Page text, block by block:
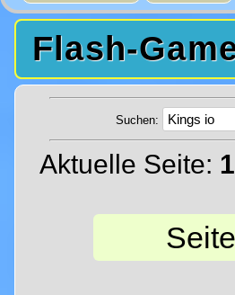
Flash-
Suchen:
Aktuelle Seite: 1